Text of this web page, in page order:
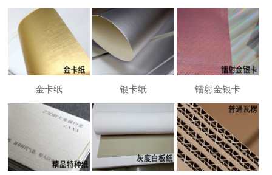
金卡纸 银卡纸 镭射金银卡